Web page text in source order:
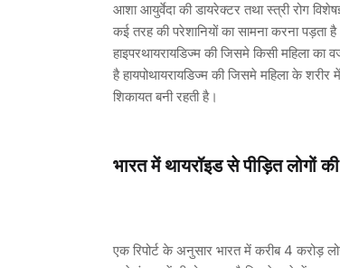
आशा आयुर्वेदा की डायरेक्टर तथा स्त्री रोग
कई तरह की परेशानियों का सामना करना पड़ता
हाइपरथायरायडिज्म की जिसमे किसी महिला का
है हायपोथायरायडिज्म की जिसमे महिला के
शिकायत बनी रहती है।
भारत में थायरॉइड से पीड़ित लोगों
एक रिपोर्ट के अनुसार भारत में करीब 4 करोड़